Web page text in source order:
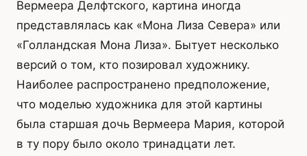
Вермеера Делфтского, картина иногда
представлялась как «Мона Лиза Севера» или
«Голландская Мона Лиза». Бытует несколько
версий о том, кто позировал художнику.
Наиболее распространено предположение,
что моделью художника для этой картины
была старшая дочь Вермеера Мария, которой
в ту пору было около тринадцати лет.